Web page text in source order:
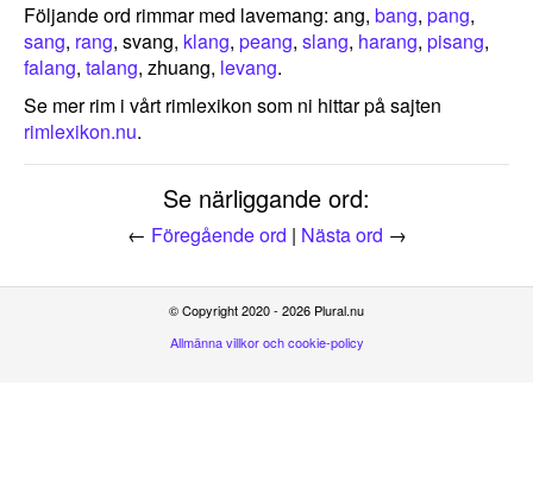
Följande ord rimmar med lavemang: ang, bang, pang,
sang, rang, svang, klang, peang, slang, harang, pisang,
falang, talang, zhuang, levang.
Se mer rim i vårt rimlexikon som ni hittar på sajten
rimlexikon.nu.
Se närliggande ord:
← Föregående ord | Nästa ord →
© Copyright 2020 - 2026 Plural.nu
Allmänna villkor och cookie-policy